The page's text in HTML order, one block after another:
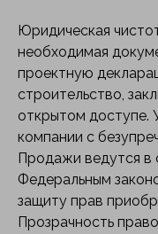
Юридическая
необходимая
проектную
строительство,
открытом доступе.
компании с
Продажи ведутся в
Федеральным
защиту прав
Прозрачность